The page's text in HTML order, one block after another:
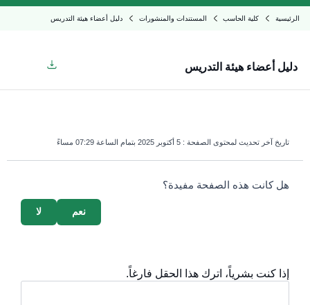
الرئيسية كلية الحاسب المستندات والمنشورات دليل أعضاء هيئة التدريس
دليل أعضاء هيئة التدريس
تاريخ آخر تحديث لمحتوى الصفحة : 5 أكتوبر 2025 بتمام الساعة 07:29 مساءً
survey_v2
هل كانت هذه الصفحة مفيدة؟
لا نعم
إذا كنت بشرياً، اترك هذا الحقل فارغاً.